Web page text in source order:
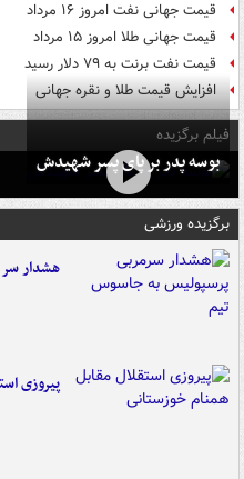
قیمت جهانی نفت امروز ۱۶ مرداد
قیمت جهانی طلا امروز ۱۵ مرداد
قیمت نفت برنت به ۷۹ دلار رسید
افزایش قیمت طلا و نقره جهانی
فیلم برگزیده
بوسه‌ پدر بر پای پسر شهیدش
برگزیده ورزشی
هشدار
پیروزی